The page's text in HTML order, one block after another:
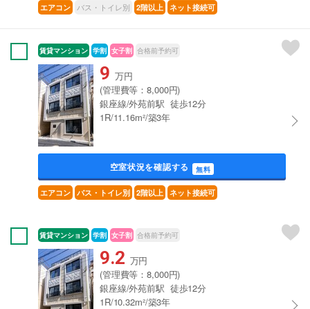
エアコン バス・トイレ別 2階以上 ネット接続可
賃貸マンション 学割 女子割 合格前予約可
9 万円
(管理費等：8,000円)
銀座線/外苑前駅 徒歩12分
1R/11.16m²/築3年
空室状況を確認する 無料
エアコン バス・トイレ別 2階以上 ネット接続可
賃貸マンション 学割 女子割 合格前予約可
9.2 万円
(管理費等：8,000円)
銀座線/外苑前駅 徒歩12分
1R/10.32m²/築3年